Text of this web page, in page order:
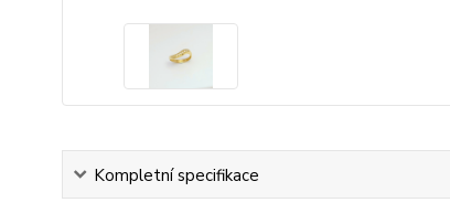
Kompletní specifikace